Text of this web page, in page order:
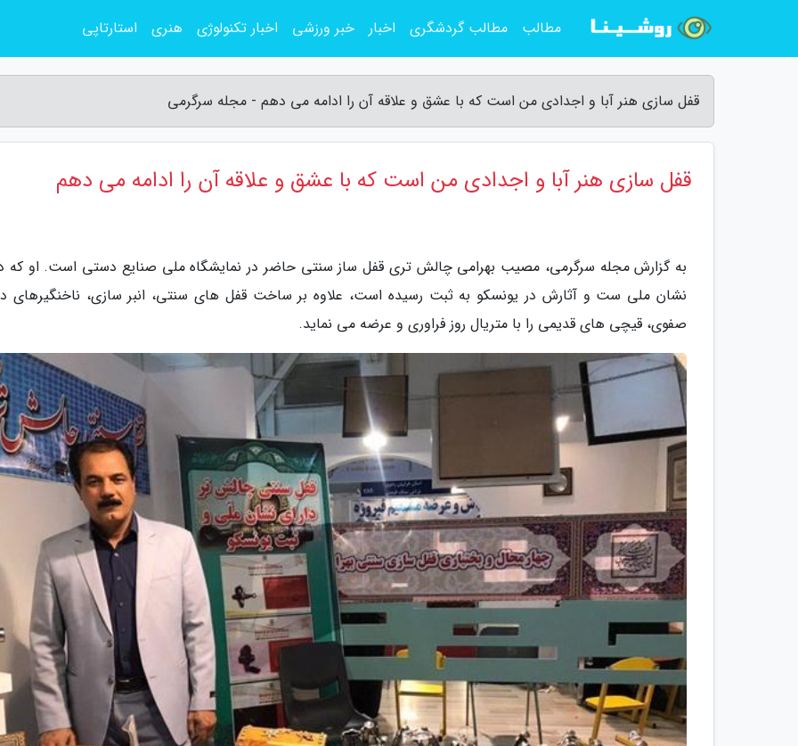
قفل سازی هنر آبا و اجدادی من است که با عشق و علاقه آن را ادامه می دهم - مجله سرگرمی
قفل سازی هنر آبا و اجدادی من است که با عشق و علاقه آن را ادامه می دهم
به گزارش مجله سرگرمی، مصیب بهرامی چالش تری قفل ساز سنتی حاضر در نمایشگاه ملی صنایع دستی است. او که
نشان ملی ست و آثارش در یونسکو به ثبت رسیده است، علاوه بر ساخت قفل های سنتی، انبر سازی، ناخنگیرهای
صفوی، قیچی های قدیمی را با متریال روز فراوری و عرضه می نماید.
مطالب مطالب گردشگری اخبار خبر ورزشی اخبار تکنولوژی هنری استارتاپی